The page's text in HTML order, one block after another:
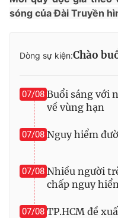
VTV4
VTV9
Liên hệ tòa soạn
THỜI BÁO VTV
sóng của Đài Truyền
Dòng sự kiện:Chào
07/08 Buổi sáng với
về vùng hạn
07/08 Nguy hiểm
07/08 Nhiều người
chấp nguy
07/08 TP.HCM đề